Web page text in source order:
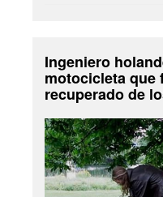
Ingeniero
motocicleta que
recuperado de